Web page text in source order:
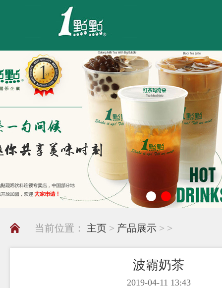
当前位置： 主页 > 产品展示 > >
波霸奶茶
2019-04-11 13:43